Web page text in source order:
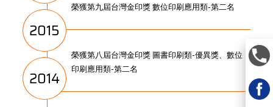
榮獲第九屆台灣金印獎 數位印刷應用類-第二名
2015
榮獲第八屆台灣金印獎 圖書印刷類-優異獎、數位
印刷應用類-第二名
2014